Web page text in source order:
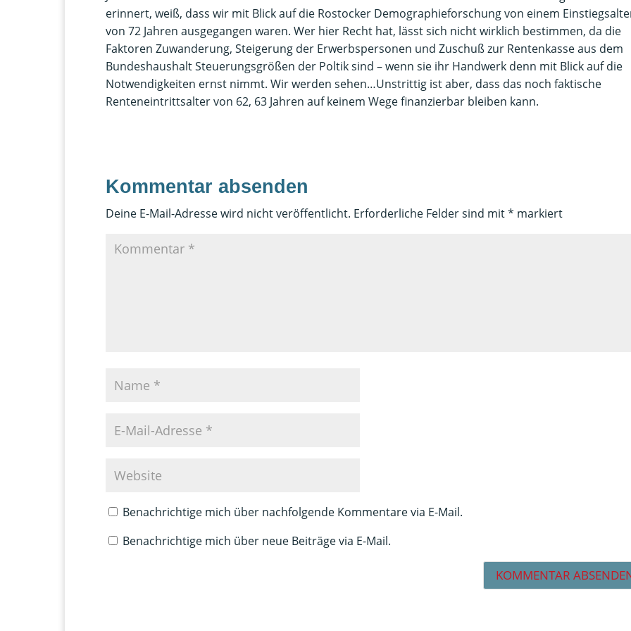
erinnert, weiß, dass wir mit Blick auf die Rostocker Demographieforschung von einem
von 72 Jahren ausgegangen waren. Wer hier Recht hat, lässt sich nicht wirklich bestimmen, da die
Faktoren Zuwanderung, Steigerung der Erwerbspersonen und Zuschuß zur Rentenkasse aus dem
Bundeshaushalt Steuerungsgrößen der Poltik sind – wenn sie ihr Handwerk denn mit Blick auf die
Notwendigkeiten ernst nimmt. Wir werden sehen…Unstrittig ist aber, dass das noch faktische
Renteneintrittsalter von 62, 63 Jahren auf keinem Wege finanzierbar bleiben kann.
Kommentar absenden
Deine E-Mail-Adresse wird nicht veröffentlicht. Erforderliche Felder sind mit* markiert
Benachrichtige mich über nachfolgende Kommentare via E-Mail.
Benachrichtige mich über neue Beiträge via E-Mail.